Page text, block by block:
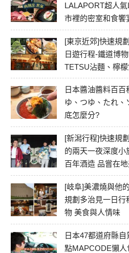
LALAPORT超人
市裡的密室和食饗
[東京近郊]快速規
日遊行程-鐵道博物
TETSU沾麵、檸檬
冰川神社、美食彙
日本醬油醬料百百
ゆ、つゆ、たれ、
底怎麼分?
[新潟行程]快速規
的兩天一夜深度小
百年酒造 品嘗在
最老牌電影院
[岐阜]美濃燒與他
規劃多治見一日行
物 美食與人情味
日本47都道府縣自
點MAPCODE懶人